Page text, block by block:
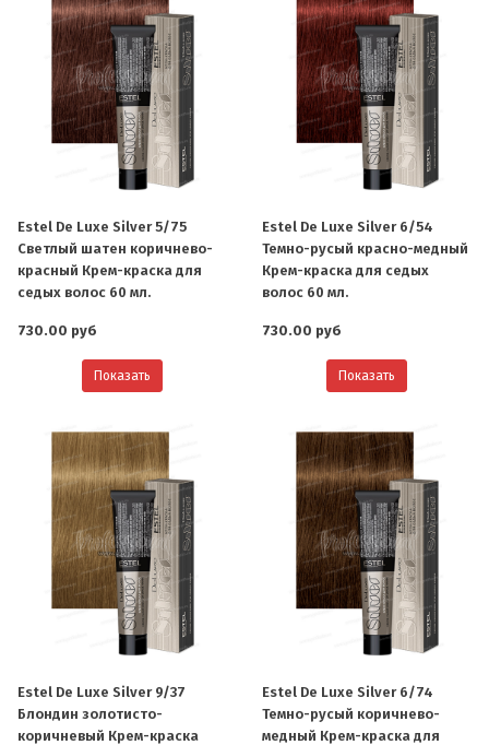
Estel De Luxe Silver 5/75
Светлый шатен коричнево-
красный Крем-краска для
седых волос 60 мл.
730.00 руб
Показать
Estel De Luxe Silver 6/54
Темно-русый красно-медный
Крем-краска для седых
волос 60 мл.
730.00 руб
Показать
Estel De Luxe Silver 9/37
Блондин золотисто-
коричневый Крем-краска
Estel De Luxe Silver 6/74
Темно-русый коричнево-
медный Крем-краска для